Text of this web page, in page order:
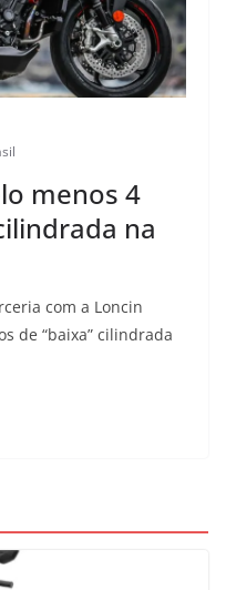
menos 4
na
com a Loncin
de “baixa” cilindrada